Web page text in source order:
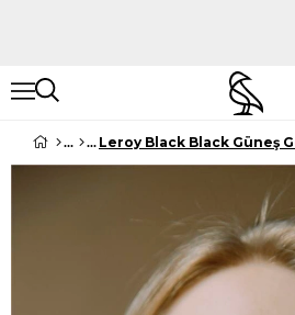
Leroy Black Black Güneş